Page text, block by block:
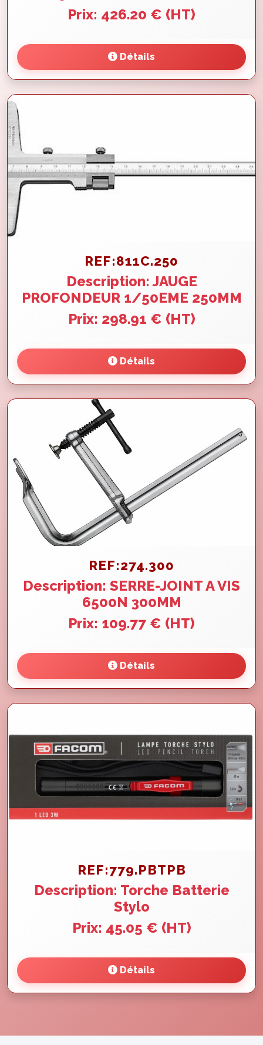
Prix: 426.20 € (HT)
Détails
REF:811C.250
Description: JAUGE
PROFONDEUR 1/50EME 250MM
Prix: 298.91 € (HT)
Détails
REF:274.300
Description: SERRE-JOINT A VIS
6500N 300MM
Prix: 109.77 € (HT)
Détails
REF:779.PBTPB
Description: Torche Batterie
Stylo
Prix: 45.05 € (HT)
Détails